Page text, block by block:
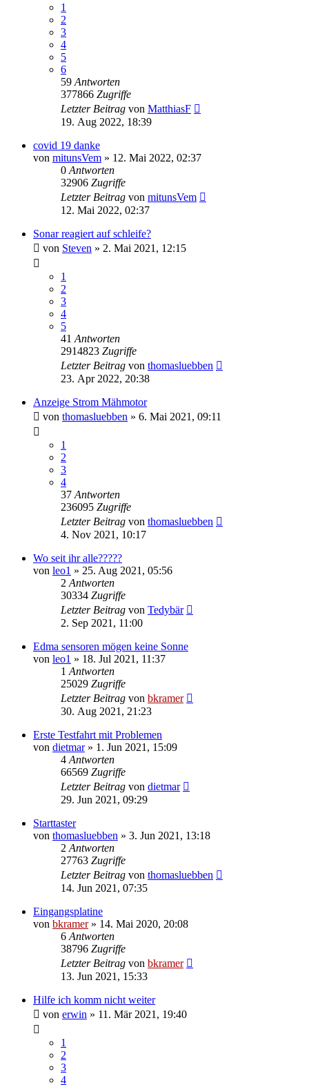
1
2
3
4
5
6
59 Antworten
377866 Zugriffe
Letzter Beitrag von MatthiasF
19. Aug 2022, 18:39
covid 19 danke
von mitunsVem » 12. Mai 2022, 02:37
0 Antworten
32906 Zugriffe
Letzter Beitrag von mitunsVem
12. Mai 2022, 02:37
Sonar reagiert auf schleife?
von Steven » 2. Mai 2021, 12:15
1
2
3
4
5
41 Antworten
2914823 Zugriffe
Letzter Beitrag von thomasluebben
23. Apr 2022, 20:38
Anzeige Strom Mähmotor
von thomasluebben » 6. Mai 2021, 09:11
1
2
3
4
37 Antworten
236095 Zugriffe
Letzter Beitrag von thomasluebben
4. Nov 2021, 10:17
Wo seit ihr alle?????
von leo1 » 25. Aug 2021, 05:56
2 Antworten
30334 Zugriffe
Letzter Beitrag von Tedybär
2. Sep 2021, 11:00
Edma sensoren mögen keine Sonne
von leo1 » 18. Jul 2021, 11:37
1 Antworten
25029 Zugriffe
Letzter Beitrag von bkramer
30. Aug 2021, 21:23
Erste Testfahrt mit Problemen
von dietmar» 1. Jun 2021, 15:09
4 Antworten
66569 Zugriffe
Letzter Beitrag von dietmar
29. Jun 2021, 09:29
Starttaster
von thomasluebben » 3. Jun 2021, 13:18
2 Antworten
27763 Zugriffe
Letzter Beitrag von thomasluebben
14. Jun 2021, 07:35
Eingangsplatine
von bkramer» 14. Mai 2020, 20:08
6 Antworten
38796 Zugriffe
Letzter Beitrag von bkramer
13. Jun 2021, 15:33
Hilfe ich komm nicht weiter
von erwin » 11. Mär 2021, 19:40
1
2
3
4